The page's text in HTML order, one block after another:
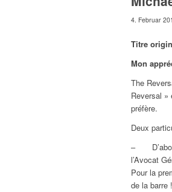
4. Februar
Titre
Mon
The
Reversal »
préfère.
Deux
–
l’Avocat
Pour la
de la barre !